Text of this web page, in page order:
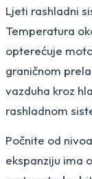
Ljeti rashladni
Temperatura
opterećuje
graničnom
vazduha kroz
rashladnom
Počnite od
ekspanziju ima